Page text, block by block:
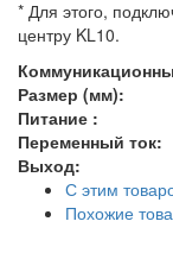
* Для этого,
центру KL10.
Размер (мм):
Питание :
Переменный ток:
Выход:
С этим
Похожие